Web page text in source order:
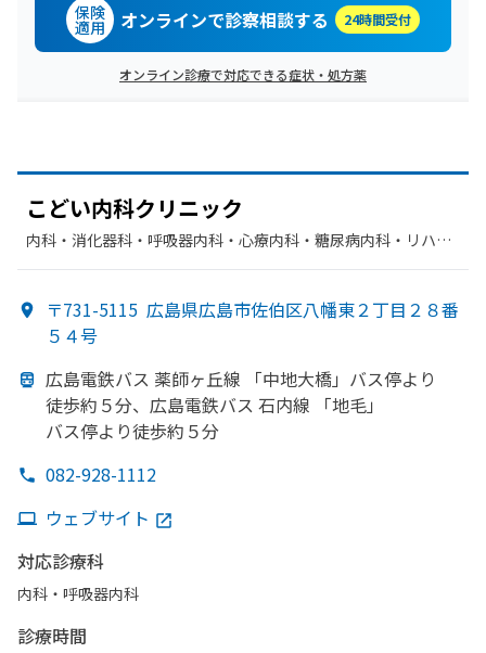
保険
適用 オンラインで診察相談する 24時間受付
オンライン診療で対応できる症状・処方薬
こどい内科クリニック
内科・​消化器科・​呼吸器内科・​心療内科・​糖尿病内科・​リハビ
〒731-5115 広島県広島市佐伯区八幡東２丁目２８番
５４号
広島電鉄バス 薬師ヶ丘線
「中地大橋」 バス停より
徒歩約５分、 広島電鉄バス 石内線
「地毛」
バス停より徒歩約５分
082-928-1112
ウェブサイト
対応診療科
内科・​呼吸器内科
診療時間